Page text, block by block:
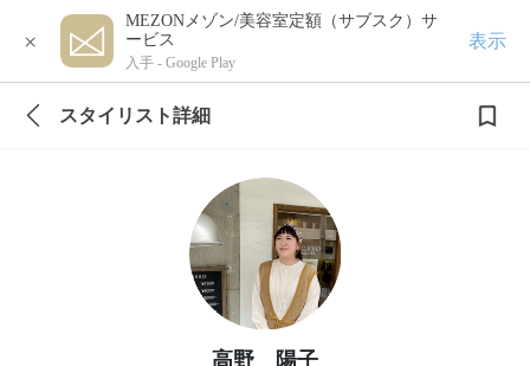
×
MEZONメゾン/美容室定額（サブスク）サ
ービス
入手 - Google Play
表示
スタイリスト詳細
高野 陽子